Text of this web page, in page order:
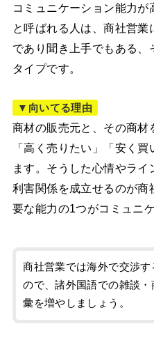
コミュニケーション能力が
と呼ばれる人は、商社営
であり聞き上手でもある、
タイプです。
▼向いてる理由
商材の販売元と、その商材
「高く売りたい」「安く
ます。そうした心情やラ
利害関係を成立せるのが
要な能力の1つがコミュニ
商社営業では海外で交渉す
ので、諸外国語での雑談
彙を増やしましょう。